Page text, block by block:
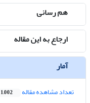
هم رسانی
ارجاع به این مقاله
آمار
تعداد مشاهده مقاله 1,002